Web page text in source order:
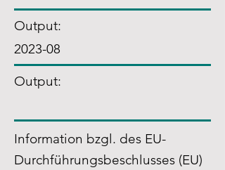
Output:
2023-08
Output:
Information bzgl. des EU-
Durchführungsbeschlusses (EU)